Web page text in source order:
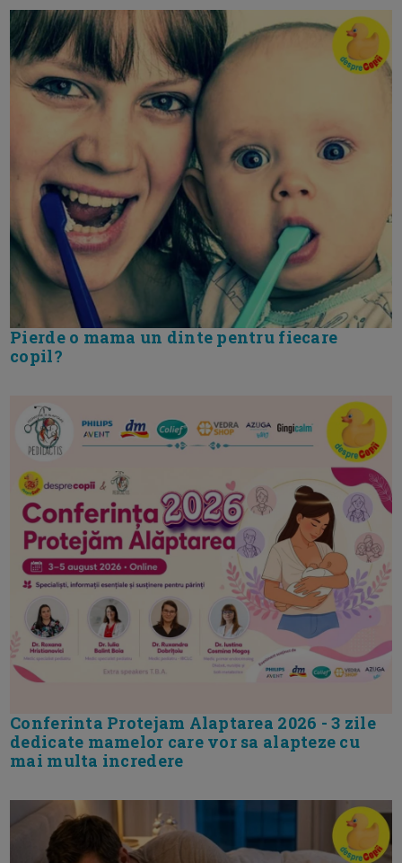
Pierde o mama un dinte pentru fiecare
copil?
Conferinta Protejam Alaptarea 2026 - 3 zile
dedicate mamelor care vor sa alapteze cu
mai multa incredere